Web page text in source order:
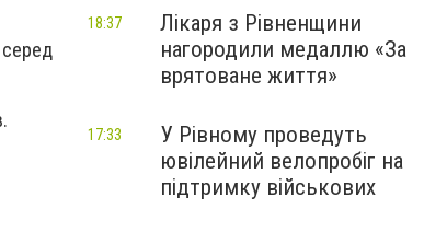
серед
Лікаря з Рівненщини
нагородили медаллю «За
врятоване життя»
18:37
У Рівному проведуть
ювілейний велопробіг на
підтримку військових
17:33